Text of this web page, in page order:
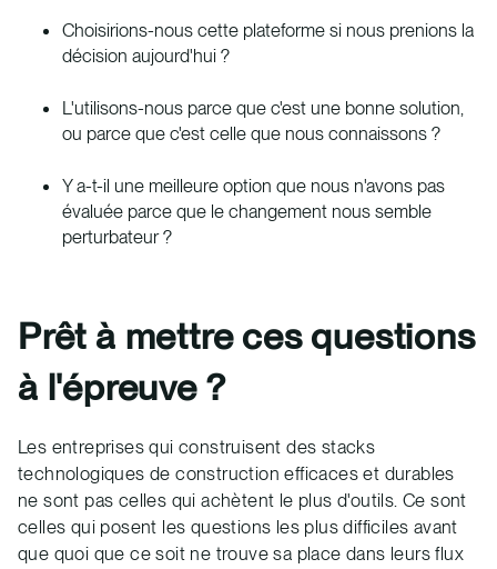
Choisirions-nous cette plateforme si nous prenions la
décision aujourd'hui ?
L'utilisons-nous parce que c'est une bonne solution,
ou parce que c'est celle que nous connaissons ?
Y a-t-il une meilleure option que nous n'avons pas
évaluée parce que le changement nous semble
perturbateur ?
Prêt à mettre ces questions
à l'épreuve ?
Les entreprises qui construisent des stacks
technologiques de construction efficaces et durables
ne sont pas celles qui achètent le plus d'outils. Ce sont
celles qui posent les questions les plus difficiles avant
que quoi que ce soit ne trouve sa place dans leurs flux